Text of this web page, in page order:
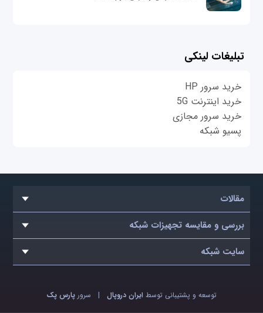
تبلیغات لینکی
خرید سرور HP
خرید اینترنت 5G
خرید سرور مجازی
پسیو شبکه
مقالات
بررسی و مقایسه تجهیزات شبکه
سایت شبکه
توسعه و پشتیبانی توسط ایران دروپال| سرور پارس پک